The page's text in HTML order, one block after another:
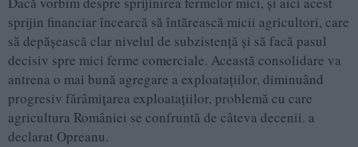
sprijin financiar încearcă să întărească micii agricultori, care
să depășească clar nivelul de subzistență și să facă pasul
decisiv spre mici ferme comerciale. Această consolidare va
antrena o mai bună agregare a exploatațiilor, diminuând
progresiv fărâmițarea exploatațiilor, problemă cu care
agricultura României se confruntă de câteva decenii. a
declarat Opreanu.